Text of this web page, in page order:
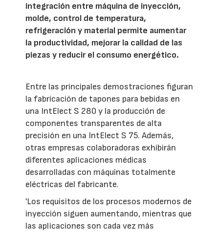
integración entre máquina de inyección,
molde, control de temperatura,
refrigeración y material permite aumentar
la productividad, mejorar la calidad de las
piezas y reducir el consumo energético.
Entre las principales demostraciones figuran
la fabricación de tapones para bebidas en
una IntElect S 280 y la producción de
componentes transparentes de alta
precisión en una IntElect S 75. Además,
otras empresas colaboradoras exhibirán
diferentes aplicaciones médicas
desarrolladas con máquinas totalmente
eléctricas del fabricante.
'Los requisitos de los procesos modernos de
inyección siguen aumentando, mientras que
las aplicaciones son cada vez más